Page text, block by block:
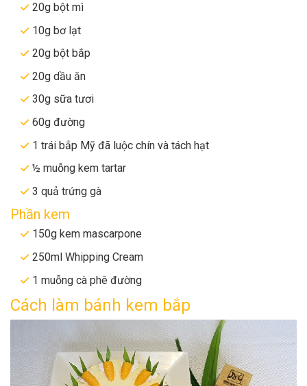
20g bột mì
10g bơ lạt
20g bột bắp
20g dầu ăn
30g sữa tươi
60g đường
1 trái bắp Mỹ đã luộc chín và tách hạt
½ muỗng kem tartar
3 quả trứng gà
Phần kem
150g kem mascarpone
250ml Whipping Cream
1 muỗng cà phê đường
Cách làm bánh kem bắp